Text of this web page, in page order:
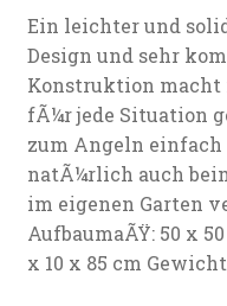
Ein leichter und
Design und sehr
Konstruktion
fÃ¼r jede Situation
zum Angeln
natÃ¼rlich auch
im eigenen Garten
AufbaumaÃŸ: 50 x
x 10 x 85 cm